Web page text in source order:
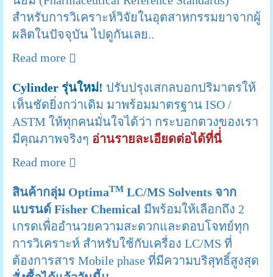
สำหรับการวิเคราะห์วิจัยในอุตสาหกรรมยาจากผู้
ผลิตในปัจจุบัน ไปดูกันเลย..
Read more
Cylinder รุ่นใหม่! ปรับปรุงเสกลบอกปริมาตรให้
เห็นชัดยิ่งกว่าเดิม มาพร้อมมาตรฐาน ISO /
ASTM ให้ทุกคนมั่นใจได้ว่า กระบอกตวงของเรา
มีคุณภาพจริงๆ อ่านรายละเอียดต่อได้ที่นี่่
Read more
สินค้ากลุ่ม OptimaTM LC/MS Solvents จาก
แบรนด์ Fisher Chemical มีพร้อมให้เลือกถึง 2
เกรดเพื่ออำนวยความสะดวกและตอบโจทย์ทุก
การวิเคราะห์ สำหรับใช้กับเครื่อง LC/MS ที่
ต้องการสาร Mobile phase ที่มีความบริสุทธิ์สูงสุด